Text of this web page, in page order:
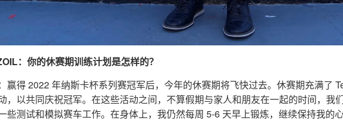
：你的休赛期训练计划是怎样的？
赢得 2022 年纳斯卡杯系列赛冠军后，今年的休赛期将飞快过去。休赛期充满了
，以共同庆祝冠军。在这些活动之间，不算假期与家人和朋友在一起的时间，我
些测试和模拟赛车工作。在身体上，我仍然每周 5-6 天早上锻炼，继续保持我的